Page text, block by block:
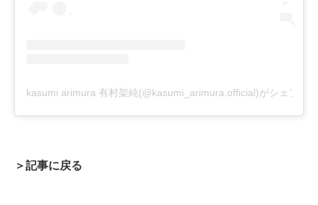
kasumi arimura 有村架純(@kasumi_arimura.official)がシェアし
＞記事に戻る